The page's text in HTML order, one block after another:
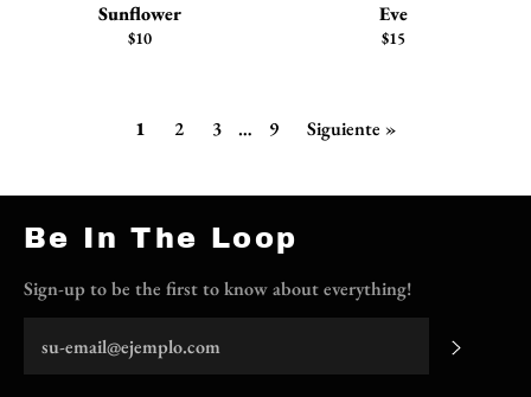
Sunflower
Precio
$10
Eve
Precio
$15
1 2 3 … 9 Siguiente »
Be In The Loop
Sign-up to be the first to know about everything!